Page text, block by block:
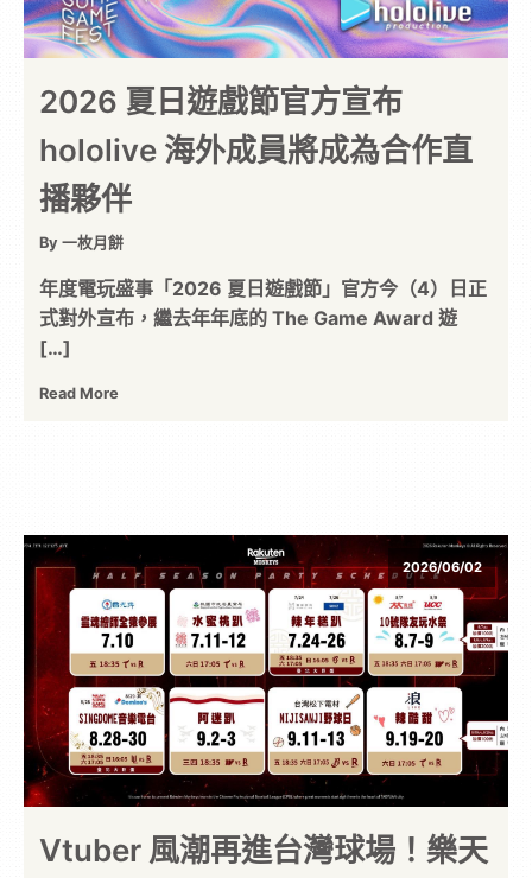
2026 夏日遊戲節官方宣布
hololive 海外成員將成為合作直
播夥伴
By 一枚月餅
年度電玩盛事「2026 夏日遊戲節」官方今（4）日正
式對外宣布，繼去年年底的 The Game Award 遊
[…]
Read More
2026/06/02
Vtuber 風潮再進台灣球場！樂天